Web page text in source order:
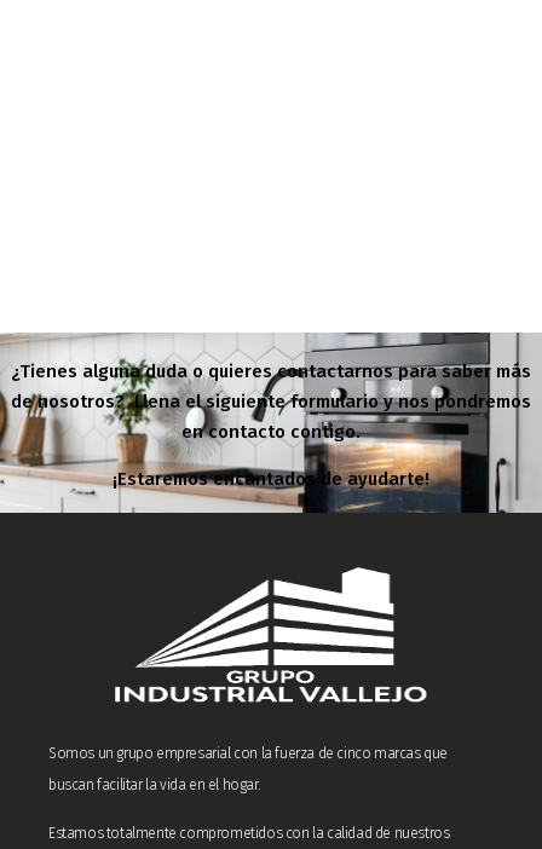
¿Tienes alguna duda o quieres contactarnos para saber más
de nosotros? Llena el siguiente formulario y nos pondremos
en contacto contigo.
¡Estaremos encantados de ayudarte!
Somos un grupo empresarial con la fuerza de cinco marcas que
buscan facilitar la vida en el hogar.
Estamos totalmente comprometidos con la calidad de nuestros